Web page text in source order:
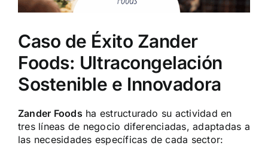
Caso de Éxito Zander
Foods: Ultracongelación
Sostenible e Innovadora
Zander Foods ha estructurado su actividad en
tres líneas de negocio diferenciadas, adaptadas a
las necesidades específicas de cada sector: